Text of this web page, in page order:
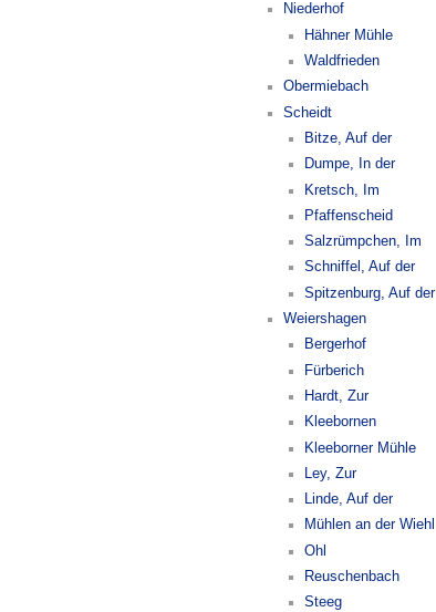
Niederhof
Hähner Mühle
Waldfrieden
Obermiebach
Scheidt
Bitze, Auf der
Dumpe, In der
Kretsch, Im
Pfaffenscheid
Salzrümpchen, Im
Schniffel, Auf der
Spitzenburg, Auf der
Weiershagen
Bergerhof
Fürberich
Hardt, Zur
Kleebornen
Kleeborner Mühle
Ley, Zur
Linde, Auf der
Mühlen an der Wiehl
Ohl
Reuschenbach
Steeg